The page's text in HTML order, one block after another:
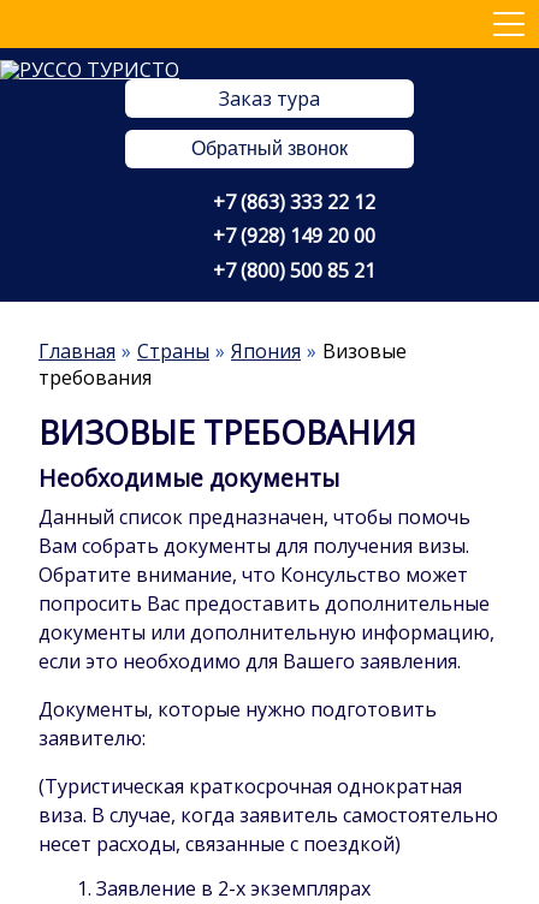
Заказ тура
Обратный звонок
+7 (863) 333 22 12
+7 (928) 149 20 00
+7 (800) 500 85 21
Главная Страны Япония
Визовые
требования
ВИЗОВЫЕ ТРЕБОВАНИЯ
Необходимые документы
Данный список предназначен, чтобы помочь
Вам собрать документы для получения визы.
Обратите внимание, что Консульство может
попросить Вас предоставить дополнительные
документы или дополнительную информацию,
если это необходимо для Вашего заявления.
Документы, которые нужно подготовить
заявителю:
(Туристическая краткосрочная однократная
виза. В случае, когда заявитель самостоятельно
несет расходы, связанные с поездкой)
Заявление в 2-х экземплярах